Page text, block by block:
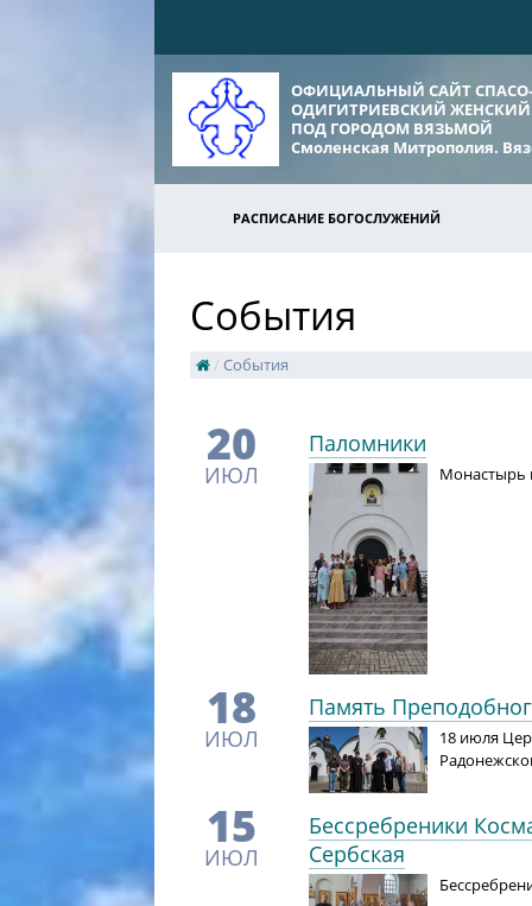
ОФИЦИАЛЬНЫЙ САЙТ
ОДИГИТРИЕВСКИЙ
ПОД ГОРОДОМ ВЯЗЬМОЙ
Смоленская Митрополия.
РАСПИСАНИЕ БОГОСЛУЖЕНИЙ
События
/ События
20
ИЮЛ
Паломники
Монастырь
18
ИЮЛ
Память
18 июля
15
ИЮЛ
Бессребреники
Сербская